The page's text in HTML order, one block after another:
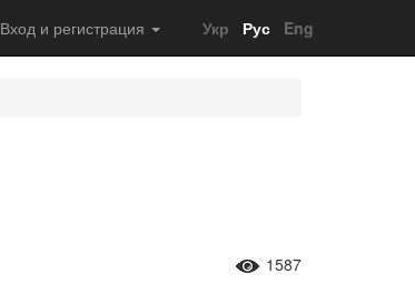
Вход и регистрация Укр Рус Eng
1587